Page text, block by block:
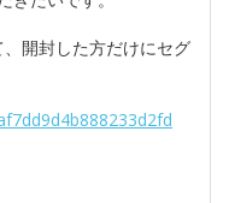
開封した方だけにセグ